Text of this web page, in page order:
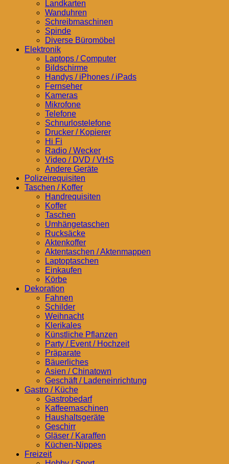
Landkarten
Wanduhren
Schreibmaschinen
Spinde
Diverse Büromöbel
Elektronik
Laptops / Computer
Bildschirme
Handys / iPhones / iPads
Fernseher
Kameras
Mikrofone
Telefone
Schnurlostelefone
Drucker / Kopierer
Hi Fi
Radio / Wecker
Video / DVD / VHS
Andere Geräte
Polizeirequisiten
Taschen / Koffer
Handrequisiten
Koffer
Taschen
Umhängetaschen
Rucksäcke
Aktenkoffer
Aktentaschen / Aktenmappen
Laptoptaschen
Einkaufen
Körbe
Dekoration
Fahnen
Schilder
Weihnacht
Klerikales
Künstliche Pflanzen
Party / Event / Hochzeit
Präparate
Bäuerliches
Asien / Chinatown
Geschäft / Ladeneinrichtung
Gastro / Küche
Gastrobedarf
Kaffeemaschinen
Haushaltsgeräte
Geschirr
Gläser / Karaffen
Küchen-Nippes
Freizeit